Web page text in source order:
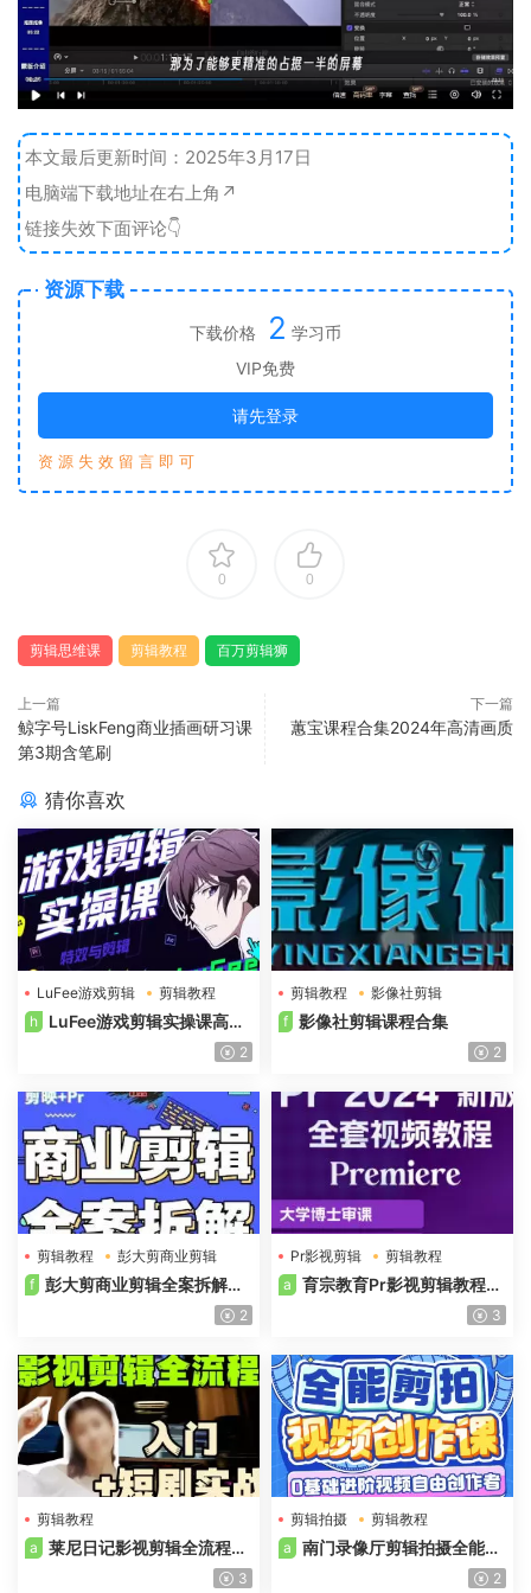
本文最后更新时间：2025年3月17日
电脑端下载地址在右上角↗️
链接失效下面评论👇
资源下载
下载价格 2 学习币
VIP免费
请先登录
资 源 失 效 留 言 即 可
0 0
剪辑思维课 剪辑教程 百万剪辑狮
上一篇
鲸字号LiskFeng商业插画研习课
第3期含笔刷
下一篇
蕙宝课程合集2024年高清画质
猜你喜欢
LuFee游戏剪辑
剪辑教程
h
LuFee游戏剪辑实操课高清
2
剪辑教程
影像社剪辑
f 影像社剪辑课程合集
2
剪辑教程
彭大剪商业剪辑
f 彭大剪商业剪辑全案拆解思
2
Pr影视剪辑
剪辑教程
a
育宗教育Pr影视剪辑教程零
3
剪辑教程
影视剪辑全流程入门
莱尼日记
a
莱尼日记影视剪辑全流程入
门短剧实战课高清画质含课件3
剪辑拍摄
剪辑教程
视频创作课新手
a
南门录像厅剪辑拍摄全能视
频创作课新手友好高清画质含2